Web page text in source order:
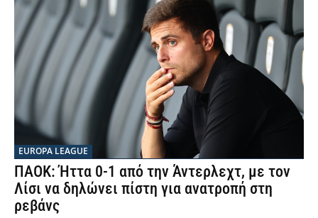
EUROPA LEAGUE
ΠΑΟΚ: Ήττα 0-1 από την Άντερλεχτ, με τον
Λίσι να δηλώνει πίστη για ανατροπή στη
ρεβάνς